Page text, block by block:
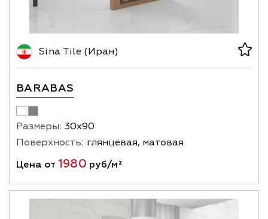
Sina Tile (Иран)
BARABAS
Размеры: 30х90
Поверхность: глянцевая, матовая
Цена от 1980 руб/м²